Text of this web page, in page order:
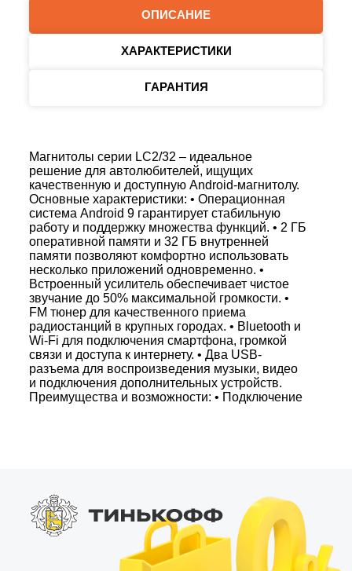
ОПИСАНИЕ
ХАРАКТЕРИСТИКИ
ГАРАНТИЯ
Магнитолы серии LC2/32 – идеальное
решение для автолюбителей, ищущих
качественную и доступную Android-магнитолу.
Основные характеристики: • Операционная
система Android 9 гарантирует стабильную
работу и поддержку множества функций. • 2 ГБ
оперативной памяти и 32 ГБ внутренней
памяти позволяют комфортно использовать
несколько приложений одновременно. •
Встроенный усилитель обеспечивает чистое
звучание до 50% максимальной громкости. •
FM тюнер для качественного приема
радиостанций в крупных городах. • Bluetooth и
Wi-Fi для подключения смартфона, громкой
связи и доступа к интернету. • Два USB-
разъема для воспроизведения музыки, видео
и подключения дополнительных устройств.
Преимущества и возможности: • Подключение
Адаптируйте свою аудиосистему с магнитолой
LC2/32 – оптимальным выбором для умного и
безопасного вождения.